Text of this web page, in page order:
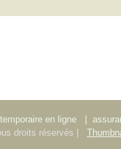
en ligne
droits réservés |